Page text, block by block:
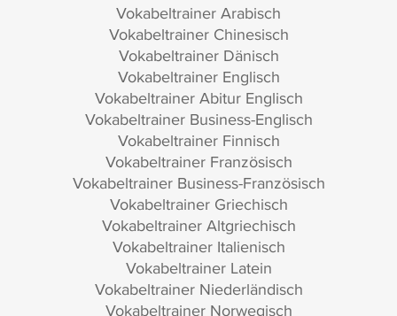
Vokabeltrainer Arabisch
Vokabeltrainer Chinesisch
Vokabeltrainer Dänisch
Vokabeltrainer Englisch
Vokabeltrainer Abitur Englisch
Vokabeltrainer Business-Englisch
Vokabeltrainer Finnisch
Vokabeltrainer Französisch
Vokabeltrainer Business-Französisch
Vokabeltrainer Griechisch
Vokabeltrainer Altgriechisch
Vokabeltrainer Italienisch
Vokabeltrainer Latein
Vokabeltrainer Niederländisch
Vokabeltrainer Norwegisch